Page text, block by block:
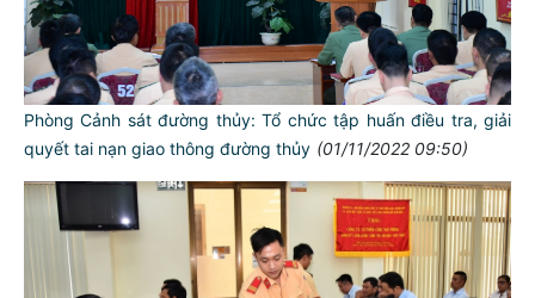
Phòng Cảnh sát đường thủy: Tổ chức tập huấn điều tra, giải
quyết tai nạn giao thông đường thủy (01/11/2022 09:50)